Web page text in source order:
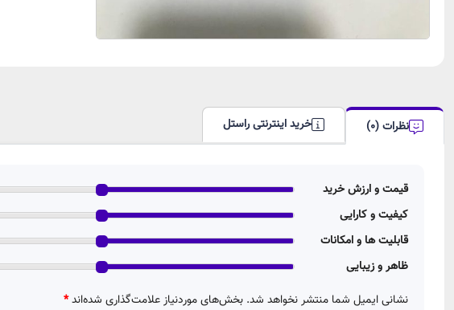
نظرات (0) خرید اینترنتی راستل
قیمت و ارزش خرید
کیفیت و کارایی
قابلیت ها و امکانات
ظاهر و زیبایی
نشانی ایمیل شما منتشر نخواهد شد. بخش‌های موردنیاز علامت‌گذاری شده‌اند*